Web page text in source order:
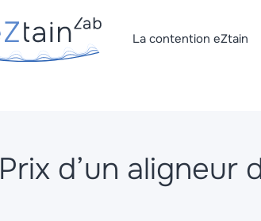
La contention eZtain
Prix d’un